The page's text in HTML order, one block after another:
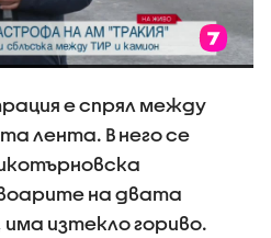
е спрял между
лента. В него се
на двата
изтекло гориво.